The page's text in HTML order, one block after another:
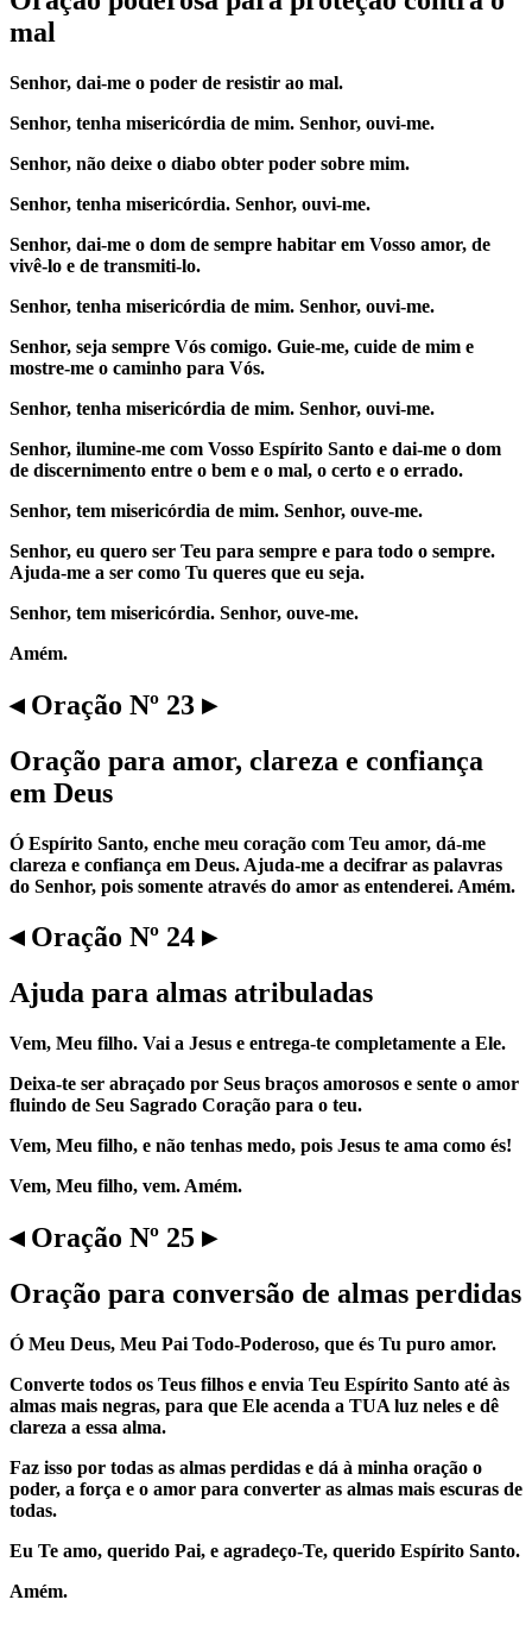
mal
Senhor, dai-me o poder de resistir ao mal.
Senhor, tenha misericórdia de mim. Senhor, ouvi-me.
Senhor, não deixe o diabo obter poder sobre mim.
Senhor, tenha misericórdia. Senhor, ouvi-me.
Senhor, dai-me o dom de sempre habitar em Vosso amor, de
vivê-lo e de transmiti-lo.
Senhor, tenha misericórdia de mim. Senhor, ouvi-me.
Senhor, seja sempre Vós comigo. Guie-me, cuide de mim e
mostre-me o caminho para Vós.
Senhor, tenha misericórdia de mim. Senhor, ouvi-me.
Senhor, ilumine-me com Vosso Espírito Santo e dai-me o dom
de discernimento entre o bem e o mal, o certo e o errado.
Senhor, tem misericórdia de mim. Senhor, ouve-me.
Senhor, eu quero ser Teu para sempre e para todo o sempre.
Ajuda-me a ser como Tu queres que eu seja.
Senhor, tem misericórdia. Senhor, ouve-me.
Amém.
◂ Oração Nº 23 ▸
Oração para amor, clareza e confiança
em Deus
Ó Espírito Santo, enche meu coração com Teu amor, dá-me
clareza e confiança em Deus. Ajuda-me a decifrar as palavras
do Senhor, pois somente através do amor as entenderei. Amém.
◂ Oração Nº 24 ▸
Ajuda para almas atribuladas
Vem, Meu filho. Vai a Jesus e entrega-te completamente a Ele.
Deixa-te ser abraçado por Seus braços amorosos e sente o amor
fluindo de Seu Sagrado Coração para o teu.
Vem, Meu filho, e não tenhas medo, pois Jesus te ama como és!
Vem, Meu filho, vem. Amém.
◂ Oração Nº 25 ▸
Oração para conversão de almas perdidas
Ó Meu Deus, Meu Pai Todo-Poderoso, que és Tu puro amor.
Converte todos os Teus filhos e envia Teu Espírito Santo até às
almas mais negras, para que Ele acenda a TUA luz neles e dê
clareza a essa alma.
Faz isso por todas as almas perdidas e dá à minha oração o
poder, a força e o amor para converter as almas mais escuras de
todas.
Eu Te amo, querido Pai, e agradeço-Te, querido Espírito Santo.
Amém.